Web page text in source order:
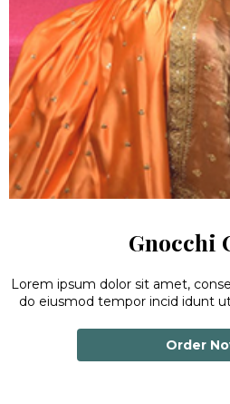
Gnocchi
Lorem ipsum dolor sit amet,
do eiusmod tempor incid idunt
Order